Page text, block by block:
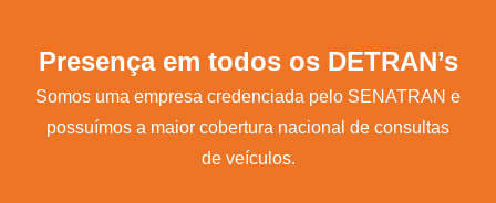
Presença em todos os DETRAN’s
Somos uma empresa credenciada pelo SENATRAN e
possuímos a maior cobertura nacional de consultas
de veículos.